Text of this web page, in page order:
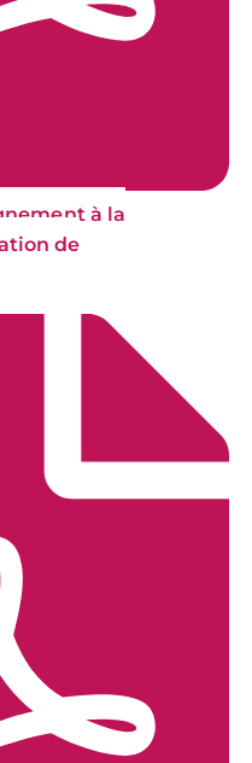
à la
de